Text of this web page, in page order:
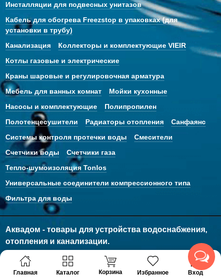
Главная Каталог Корзина Избранное Вход
Инсталляции для подвесных унитазов
Кабель для обогрева Freezstop в упаковках (для
установки в трубу)
Канализация
Коллекторы и комплектующие VIEIR
Котлы газовые и электрические
Краны шаровые и регулировочная арматура
Мебель для ванных комнат
Мойки кухонные
Насосы и комплектующие
Полипропилен
Полотенцесушители
Радиаторы отопления
Санфаянс
Системы контроля протечки воды
Смесители
Счетчики воды
Счетчики газа
Тепло-шумоизоляция Tonlos
Универсальные соединители компрессионного типа
Фильтра для воды
Аквадом - товары для устройства водоснабжения,
отопления и канализации.
© 2011 - 2026 Все права защищены